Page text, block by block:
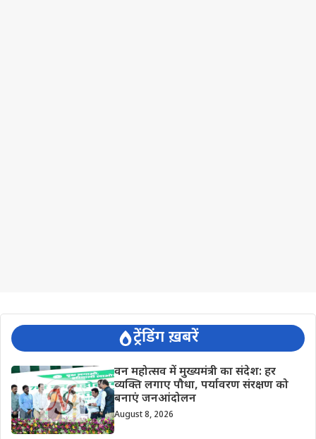
ट्रेंडिंग ख़बरें
वन महोत्सव में मुख्यमंत्री का संदेश: हर
व्यक्ति लगाए पौधा, पर्यावरण संरक्षण को
बनाएं जनआंदोलन
August 8, 2026